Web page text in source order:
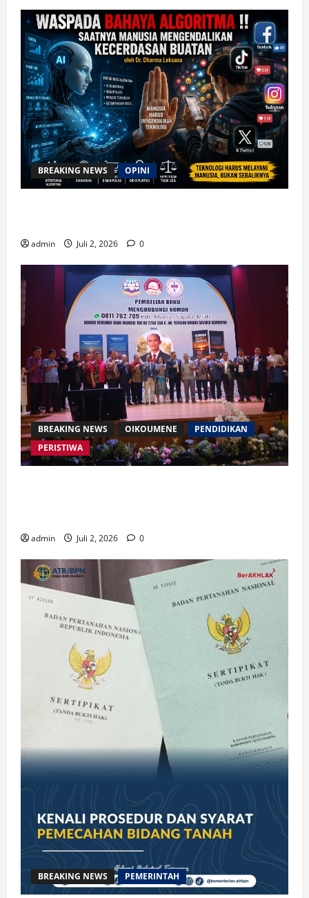
BREAKING NEWS OPINI
admin Juli 2, 2026 0
BREAKING NEWS OIKOUMENE
PENDIDIKAN
PERISTIWA
admin Juli 2, 2026 0
BREAKING NEWS PEMERINTAH